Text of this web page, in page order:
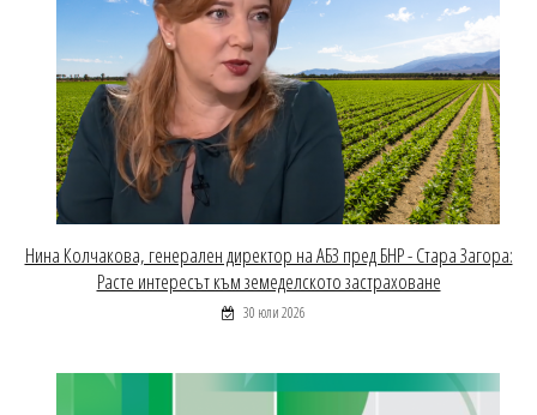
Нина Колчакова, генерален директор на АБЗ пред БНР - Стара Загора:
Расте интересът към земеделското застраховане
30 юли 2026